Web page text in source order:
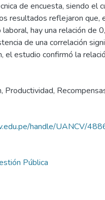
de encuesta, siendo el
resultados reflejaron que,
hay una relación de
de una correlación
el estudio confirmó la
, Productividad,
handle/UANCV/
Pública